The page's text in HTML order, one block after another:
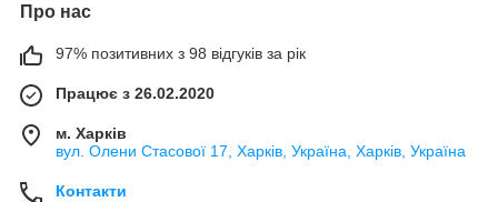
Про нас
97% позитивних з 98 відгуків за рік
Працює з 26.02.2020
м. Харків
вул. Олени Стасової 17, Харків, Україна, Харків, Україна
Контакти